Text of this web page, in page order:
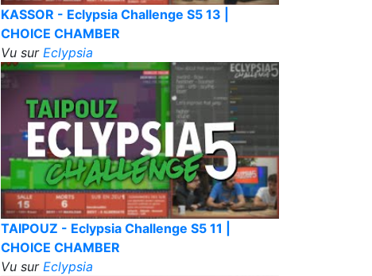
KASSOR - Eclypsia Challenge S5 13 |
CHOICE CHAMBER
Vu sur Eclypsia
TAIPOUZ - Eclypsia Challenge S5 11 |
CHOICE CHAMBER
Vu sur Eclypsia